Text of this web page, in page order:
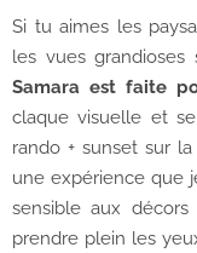
Si tu aimes les
les vues
Samara est faite
claque visuelle et
rando + sunset sur
une expérience que
sensible aux
prendre plein les